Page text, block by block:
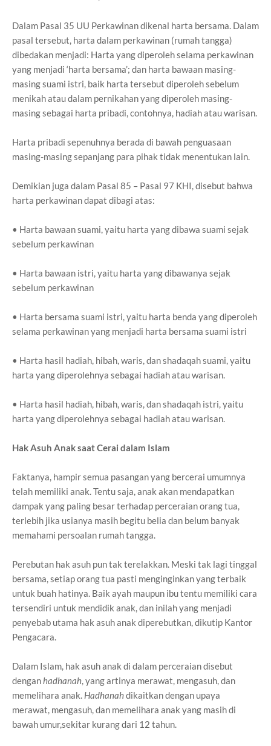
Dalam Pasal 35 UU Perkawinan dikenal harta bersama. Dalam
pasal tersebut, harta dalam perkawinan (rumah tangga)
dibedakan menjadi: Harta yang diperoleh selama perkawinan
yang menjadi ‘harta bersama’; dan harta bawaan masing-
masing suami istri, baik harta tersebut diperoleh sebelum
menikah atau dalam pernikahan yang diperoleh masing-
masing sebagai harta pribadi, contohnya, hadiah atau warisan.
Harta pribadi sepenuhnya berada di bawah penguasaan
masing-masing sepanjang para pihak tidak menentukan lain.
Demikian juga dalam Pasal 85 – Pasal 97 KHI, disebut bahwa
harta perkawinan dapat dibagi atas:
• Harta bawaan suami, yaitu harta yang dibawa suami sejak
sebelum perkawinan
• Harta bawaan istri, yaitu harta yang dibawanya sejak
sebelum perkawinan
• Harta bersama suami istri, yaitu harta benda yang diperoleh
selama perkawinan yang menjadi harta bersama suami istri
• Harta hasil hadiah, hibah, waris, dan shadaqah suami, yaitu
harta yang diperolehnya sebagai hadiah atau warisan.
• Harta hasil hadiah, hibah, waris, dan shadaqah istri, yaitu
harta yang diperolehnya sebagai hadiah atau warisan.
Hak Asuh Anak saat Cerai dalam Islam
Faktanya, hampir semua pasangan yang bercerai umumnya
telah memiliki anak. Tentu saja, anak akan mendapatkan
dampak yang paling besar terhadap perceraian orang tua,
terlebih jika usianya masih begitu belia dan belum banyak
memahami persoalan rumah tangga.
Perebutan hak asuh pun tak terelakkan. Meski tak lagi tinggal
bersama, setiap orang tua pasti menginginkan yang terbaik
untuk buah hatinya. Baik ayah maupun ibu tentu memiliki cara
tersendiri untuk mendidik anak, dan inilah yang menjadi
penyebab utama hak asuh anak diperebutkan, dikutip Kantor
Pengacara.
Dalam Islam, hak asuh anak di dalam perceraian disebut
denganhadhanah, yang artinya merawat, mengasuh, dan
memelihara anak. Hadhanahdikaitkan dengan upaya
merawat, mengasuh, dan memelihara anak yang masih di
bawah umur,sekitar kurang dari 12 tahun.